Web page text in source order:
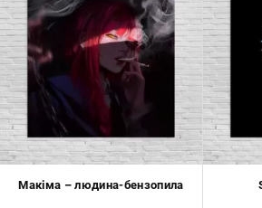
Розмір: 50x50 Ціна: 970 грн
Розмір: 60x60 Ціна: 1290 грн
Розмір: 70x70 Ціна: 1550 грн
Розмір: 80x80 Ціна: 1650 грн
Розмір: 90x90 Ціна: 1800 грн
Макіма – людина-бензопила